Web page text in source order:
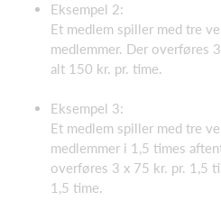
Eksempel 2:
Et medlem spiller med tre
medlemmer. Der overføres
alt 150 kr. pr. time.
Eksempel 3:
Et medlem spiller med tre
medlemmer i 1,5 times
overføres 3 x 75 kr. pr. 1,5
1,5 time.